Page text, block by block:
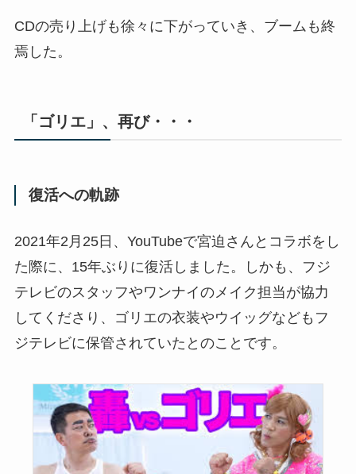
CDの売り上げも徐々に下がっていき、ブームも終
焉した。
「ゴリエ」、再び・・・
復活への軌跡
2021年2月25日、YouTubeで宮迫さんとコラボをし
た際に、15年ぶりに復活しました。しかも、フジ
テレビのスタッフやワンナイのメイク担当が協力
してくださり、ゴリエの衣装やウイッグなどもフ
ジテレビに保管されていたとのことです。